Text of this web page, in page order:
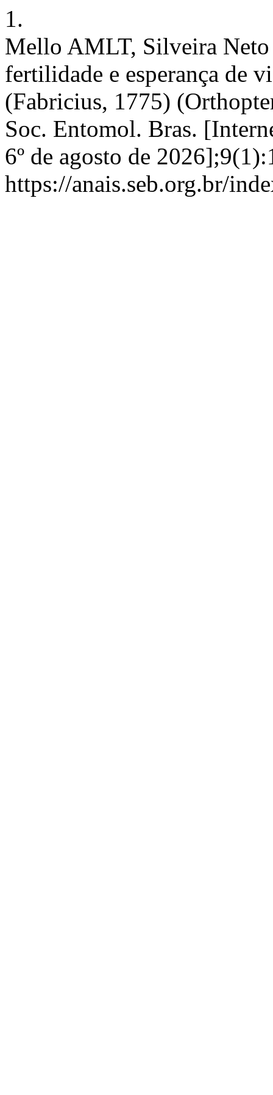
1.
Mello AMLT, Silveira Neto
fertilidade e esperança de
(Fabricius, 1775)
Soc. Entomol. Bras.
6º de agosto de
https://anais.seb.org.br/